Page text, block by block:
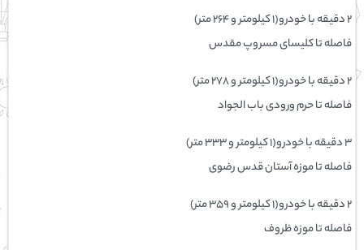
۲ دقیقه با خودرو(۱ کیلومتر و ۲۶۴ متر)
فاصله تا کلیسای مسروپ مقدس
۲ دقیقه با خودرو(۱ کیلومتر و ۲۷۸ متر)
فاصله تا حرم ورودی باب الجواد
۳ دقیقه با خودرو(۱ کیلومتر و ۳۳۳ متر)
فاصله تا موزه آستان قدس رضوی
۲ دقیقه با خودرو(۱ کیلومتر و ۳۵۹ متر)
فاصله تا موزه ظروف